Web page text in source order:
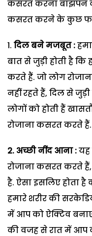
कसरत करना बांझपन
कसरत करने के कुछ
दिल बने मजबूत :
बात से जुड़ी होती है
करते हैं. जो लोग
नहीं रहते हैं, दिल से जुड़ी
लोगों को होती हैं
रोजाना कसरत करते हैं.
2. अच्छी नींद आना :यह
रोजाना कसरत करते हैं,
है. ऐसा इसलिए होता
हमारे शरीर की
में आप को ऐक्टिव
की वजह से रात में आप